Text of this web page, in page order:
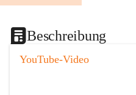
Beschreibung
YouTube-Video